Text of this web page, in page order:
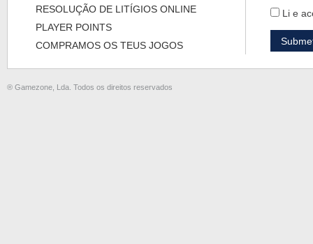
RESOLUÇÃO DE LITÍGIOS ONLINE
PLAYER POINTS
COMPRAMOS OS TEUS JOGOS
Li e
® Gamezone, Lda. Todos os direitos reservados